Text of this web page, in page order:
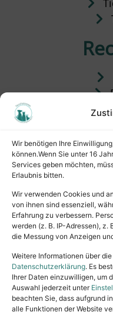
Wir benötigen Ihre
können.Wenn Sie unter 16
Services geben möchten,
Erlaubnis bitten.
Wir verwenden Cookies und
von ihnen sind essenziell,
Erfahrung zu verbessern.
werden (z. B. IP-Adressen), z.
die Messung von Anzeigen
Weitere Informationen über
Datenschutzerklärung. Es
Ihrer Daten einzuwilligen, um
Auswahl jederzeit unter
beachten Sie, dass aufgrund
alle Funktionen der Website
Copyright ©
Tel.: (02631) 55356